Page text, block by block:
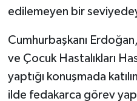
edilemeyen bir
Cumhurbaşkanı
ve Çocuk Hastalıkları
yaptığı konuşmada
ilde fedakarca görev